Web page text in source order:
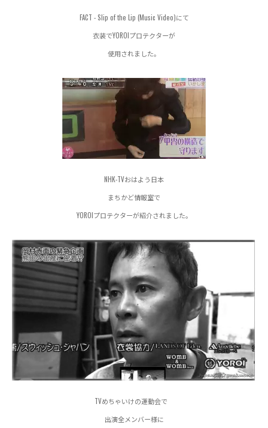
FACT - Slip of the Lip (Music Video)にて
衣装でYOROIプロテクターが
使用されました。
NHK-TVおはよう日本
まちかど情報室で
YOROIプロテクターが紹介されました。
TVめちゃいけの運動会で
出演全メンバー様に